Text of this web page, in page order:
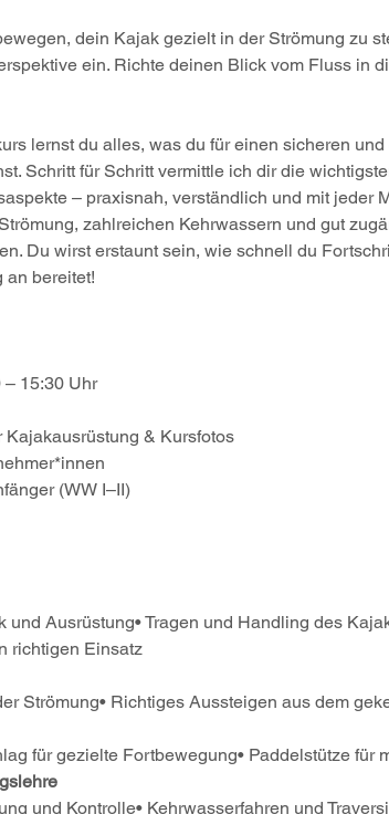
dein Kajak gezielt in der Strömung zu
ein. Richte deinen Blick vom Fluss in
lernst du alles, was du für einen sicheren
Schritt für Schritt vermittle ich dir die
– praxisnah, verständlich und mit jeder
zahlreichen Kehrwassern und gut
Du wirst erstaunt sein, wie schnell du
an bereitet!
15:30 Uhr
Kajakausrüstung & Kursfotos
(WW I–II)
und Ausrüstung• Tragen und Handling des
richtigen Einsatz
Strömung• Richtiges Aussteigen aus dem
für gezielte Fortbewegung• Paddelstütze für
und Kontrolle• Kehrwasserfahren und